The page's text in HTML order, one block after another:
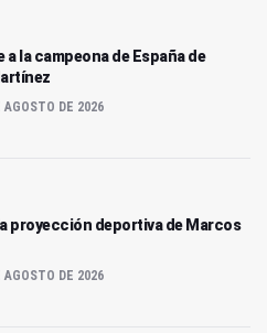
a la campeona de España de
AGOSTO DE 2026
proyección deportiva de Marcos
AGOSTO DE 2026